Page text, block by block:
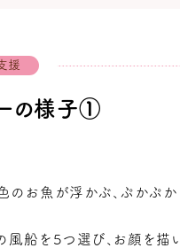
援
の様子①
のお魚が浮かぶ、ぷかぷか
風船を５つ選び、お顔を描